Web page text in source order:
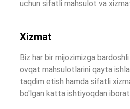
uchun sifatli mahsulot va
Xizmat
Biz har bir mijozimizga
ovqat mahsulotlarini qayta
taqdim etish hamda sifatli
bo'lgan katta ishtiyoqdan